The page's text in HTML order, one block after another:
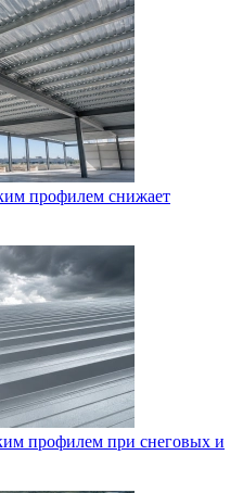
профилем снижает
профилем при снеговых и